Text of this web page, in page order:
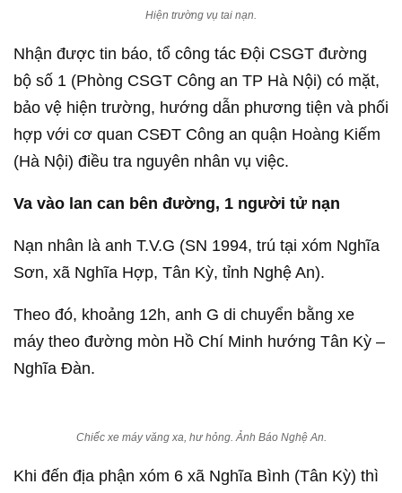
Hiện trường vụ tai nạn.
Nhận được tin báo, tổ công tác Đội CSGT đường
bộ số 1 (Phòng CSGT Công an TP Hà Nội) có mặt,
bảo vệ hiện trường, hướng dẫn phương tiện và phối
hợp với cơ quan CSĐT Công an quận Hoàng Kiếm
(Hà Nội) điều tra nguyên nhân vụ việc.
Va vào lan can bên đường, 1 người tử nạn
Nạn nhân là anh T.V.G (SN 1994, trú tại xóm Nghĩa
Sơn, xã Nghĩa Hợp, Tân Kỳ, tỉnh Nghệ An).
Theo đó, khoảng 12h, anh G di chuyển bằng xe
máy theo đường mòn Hồ Chí Minh hướng Tân Kỳ –
Nghĩa Đàn.
Chiếc xe máy văng xa, hư hỏng. Ảnh Báo Nghệ An.
Khi đến địa phận xóm 6 xã Nghĩa Bình (Tân Kỳ) thì